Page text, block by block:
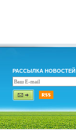
РАССЫЛКА НОВОСТЕЙ